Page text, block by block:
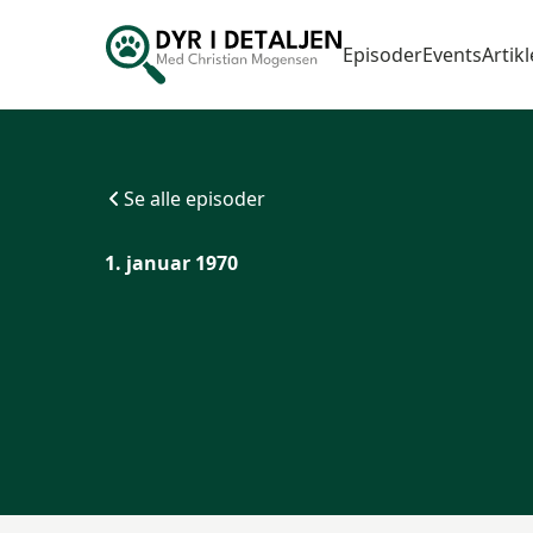
EpisoderEvents
Se alle episoder
1. januar 1970